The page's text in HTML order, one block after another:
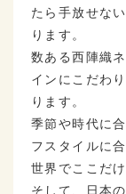
たら手放せな
ります。
数ある西陣織
インにこだわ
ります。
季節や時代に
フスタイルに
世界でここだ
そして、日本